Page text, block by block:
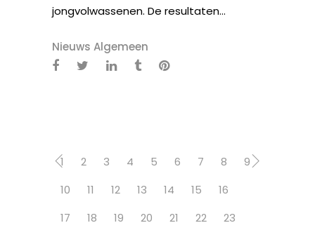
jongvolwassenen. De resultaten...
Nieuws Algemeen
1 2 3 4 5 6 7 8
9
10
11 12 13 14 15
16
17
18 19 20 21 22
23